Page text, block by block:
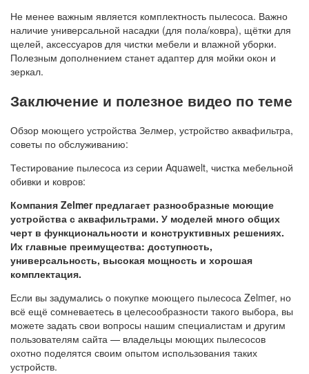
Не менее важным является комплектность пылесоса. Важно
наличие универсальной насадки (для пола/ковра), щётки для
щелей, аксессуаров для чистки мебели и влажной уборки.
Полезным дополнением станет адаптер для мойки окон и
зеркал.
Заключение и полезное видео по теме
Обзор моющего устройства Зелмер, устройство аквафильтра,
советы по обслуживанию:
Тестирование пылесоса из серии Aquawelt, чистка мебельной
обивки и ковров:
Компания Zelmer предлагает разнообразные моющие
устройства с аквафильтрами. У моделей много общих
черт в функциональности и конструктивных решениях.
Их главные преимущества: доступность,
универсальность, высокая мощность и хорошая
комплектация.
Если вы задумались о покупке моющего пылесоса Zelmer, но
всё ещё сомневаетесь в целесообразности такого выбора, вы
можете задать свои вопросы нашим специалистам и другим
пользователям сайта — владельцы моющих пылесосов
охотно поделятся своим опытом использования таких
устройств.